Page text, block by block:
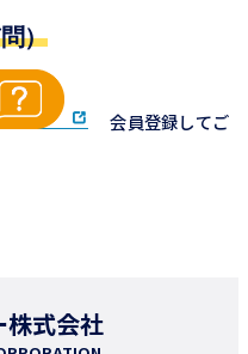
）
会員登録してご
株式会社